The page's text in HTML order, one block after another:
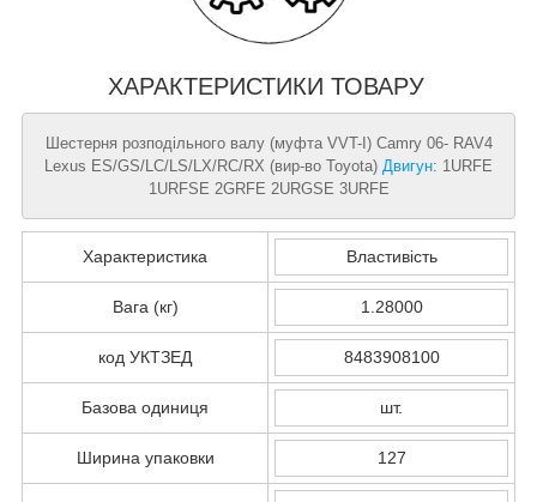
ХАРАКТЕРИСТИКИ ТОВАРУ
Шестерня розподільного валу (муфта VVT-I) Camry 06- RAV4
Lexus ES/GS/LC/LS/LX/RC/RX (вир-во Toyota) Двигун: 1URFE
1URFSE 2GRFE 2URGSE 3URFE
Характеристика Властивість
Вага (кг) 1.28000
код УКТЗЕД 8483908100
Базова одиниця шт.
Ширина упаковки 127